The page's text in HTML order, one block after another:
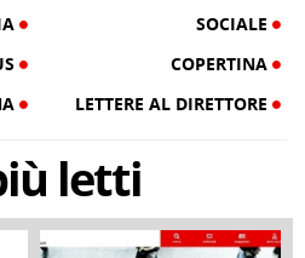
SOCIALE
COPERTINA
LETTERE AL DIRETTORE
letti